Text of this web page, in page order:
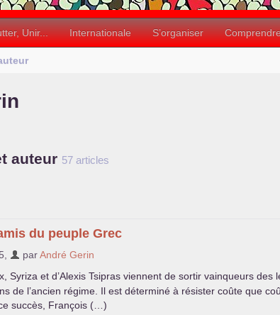
Unir... Internationale S’organiser
auteur 57 articles
du peuple Grec
parAndré Gerin
Syriza et d’Alexis Tsipras viennent de sortir vainqueurs
de l’ancien régime. Il est déterminé à résister coûte que
succès, François (…)